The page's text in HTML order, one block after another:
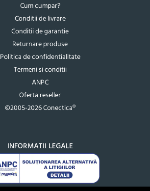
Cum cumpar?
Conditii de livrare
Conditii de garantie
Returnare produse
Politica de confidentialitate
Termeni si conditii
ANPC
Oferta reseller
©2005-2026 Conectica®
INFORMATII LEGALE